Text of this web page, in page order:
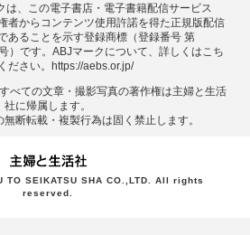
は、この電子書店・電子書籍配信サービス
者からコンテンツ使用許諾を得た正規版配信
あることを示す登録商標（登録番号 第
）です。ABJマークについて、詳しくはこち
ださい。 https://aebs.or.jp/
べての⽂章・撮影写真の著作権は主婦と⽣活
社に帰属します。
断転載・複製⾏為は固く禁⽌します。
TO SEIKATSU SHA CO.,LTD. All rights
reserved.